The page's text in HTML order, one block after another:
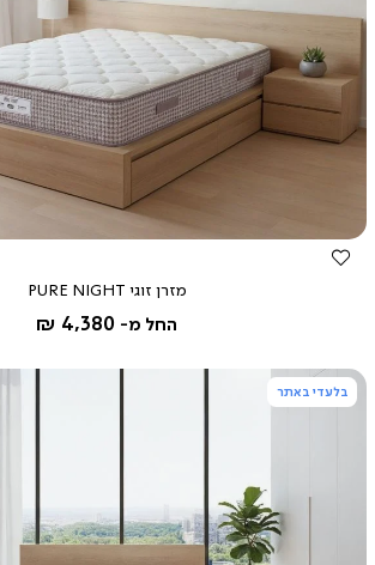
צפייה
מהירה
מזרן זוגי PURE NIGHT
החל מ- 4,380 ₪
בלעדי באתר